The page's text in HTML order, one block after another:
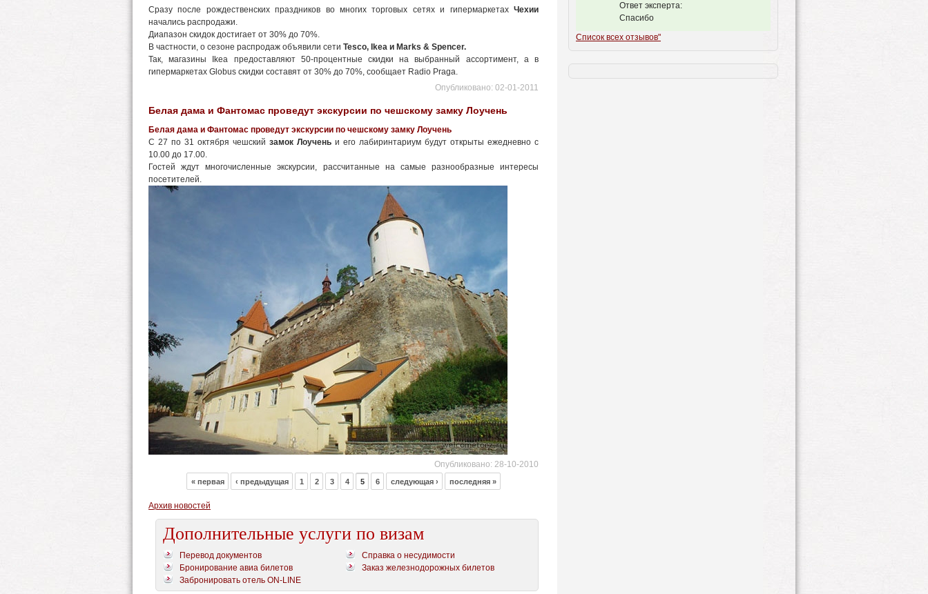
Сразу после рождественских праздников во многих торговых сетях и гипермаркетахЧехии
начались распродажи.
Диапазон скидок достигает от 30% до 70%.
В частности, о сезоне распродаж объявили сети Tesco, Ikea и Marks & Spencer.
Так, магазины Ikea предоставляют 50-процентные скидки на выбранный ассортимент, а в
гипермаркетах Globus скидки составят от 30% до 70%, сообщает Radio Praga.
Опубликовано: 02-01-2011
Белая дама и Фантомас проведут экскурсии по чешскому замку Лоучень
Белая дама и Фантомас проведут экскурсии по чешскому замку Лоучень
С 27 по 31 октября чешский замок Лоучень и его лабиринтариум будут открыты ежедневно с
10.00 до 17.00.
Гостей ждут многочисленные экскурсии, рассчитанные на самые разнообразные интересы
посетителей.
Опубликовано: 28-10-2010
« первая ‹ предыдущая 1 2 3 4 5 6 следующая › последняя »
Архив новостей
Дополнительные услуги по визам
Перевод документов
Справка о несудимости
Бронирование авиа билетов
Заказ железнодорожных билетов
Забронировать отель ON-LINE
Ответ эксперта:
Спасибо
Список всех отзывов"